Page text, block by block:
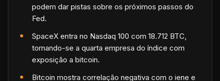
podem dar pistas sobre os próximos passos do
Fed.
SpaceX entra no Nasdaq 100 com 18.712 BTC,
tornando-se a quarta empresa do índice com
exposição a bitcoin.
Bitcoin mostra correlação negativa com o iene e